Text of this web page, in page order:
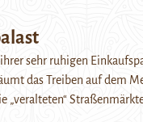
sehr ruhigen
das Treiben auf dem
„veralteten“